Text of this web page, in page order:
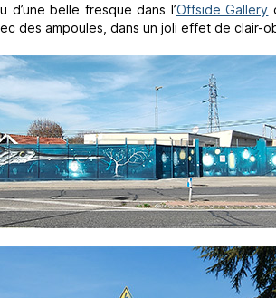
belle fresque dans l’Offside Gallery
des ampoules, dans un joli effet de clair-